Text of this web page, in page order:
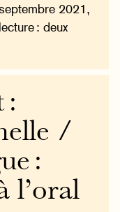
2021,
: deux
:
/
:
l’oral